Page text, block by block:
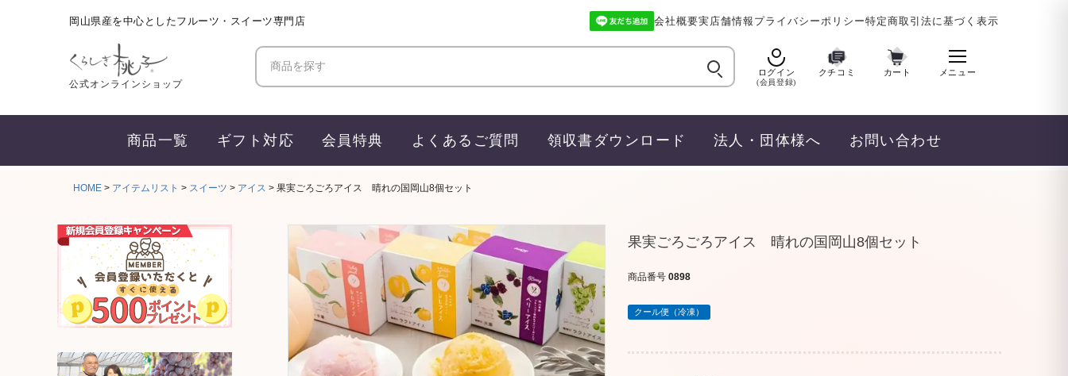
岡山県産を中心としたフルーツ・スイーツ専門店 会社概要実店舗情報 プライバシーポリシー特定商取引法に基づく表示
公式オンラインショップ
商品を探す ログイン
(会員登録)
クチコミ カート メニュー
商品一覧 ギフト対応 会員特典 よくあるご質問 領収書ダウンロード 法人・団体様へ お問い合わせ
HOME アイテムリスト スイーツ アイス 果実ごろごろアイス 晴れの国岡山8個セット
果実ごろごろアイス 晴れの国岡山8個セット
商品番号 0898
クール便（冷凍）